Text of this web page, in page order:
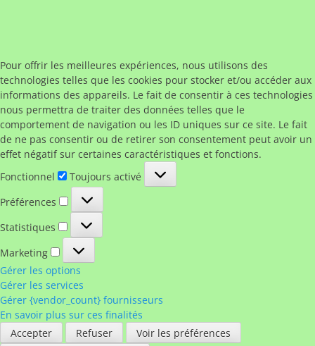
Pour offrir les meilleures expériences, nous utilisons des
technologies telles que les cookies pour stocker et/ou accéder aux
informations des appareils. Le fait de consentir à ces technologies
nous permettra de traiter des données telles que le
comportement de navigation ou les ID uniques sur ce site. Le fait
de ne pas consentir ou de retirer son consentement peut avoir un
effet négatif sur certaines caractéristiques et fonctions.
Fonctionnel
Toujours activé
Préférences
Statistiques
Marketing
Gérer les options
Gérer les services
Gérer {vendor_count} fournisseurs
En savoir plus sur ces finalités
Accepter
Refuser
Voir les préférences